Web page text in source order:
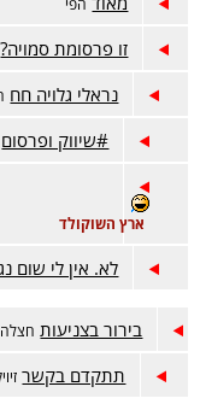
זו פרסומת סמויה?
נראלי גלויה חח
#שיווק ופרסום
ארץ השוקולד
לא. אין לי שום
בירור בצניעות חצלה
תתקדם בקשר